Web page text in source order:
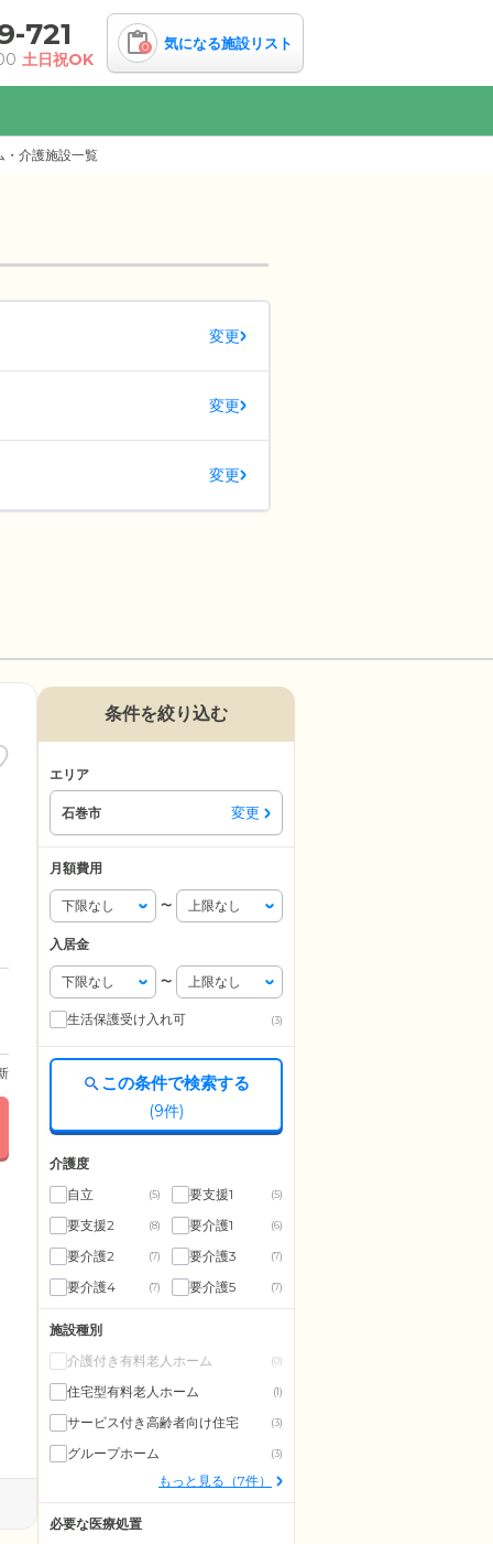
721
土日祝OK
0 気になる施設リスト
・介護施設一覧
変更
変更
変更
条件を絞り込む
エリア
石巻市 変更
月額費用
〜
入居金
〜
生活保護受け入れ可 (3)
この条件で検索する
(9件)
介護度
自立
(5) 要支援1 (5)
要支援2 (8) 要介護1 (6)
要介護2 (7) 要介護3 (7)
要介護4 (7) 要介護5 (7)
施設種別
介護付き有料老人ホーム
(0)
住宅型有料老人ホーム (1)
サービス付き高齢者向け住宅 (3)
グループホーム (3)
もっと見る（7件）
必要な医療処置